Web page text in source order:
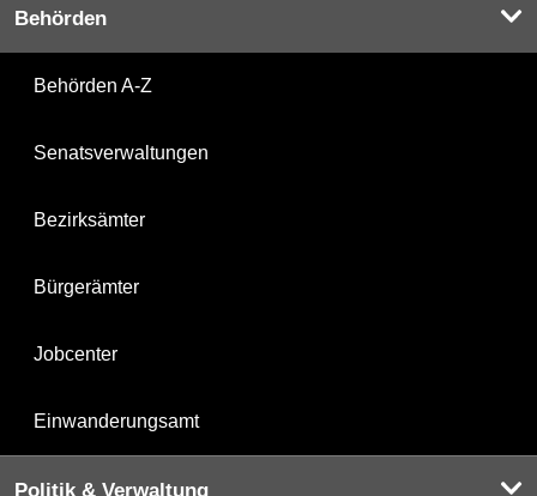
Behörden
Behörden A-Z
Senatsverwaltungen
Bezirksämter
Bürgerämter
Jobcenter
Einwanderungsamt
Politik & Verwaltung